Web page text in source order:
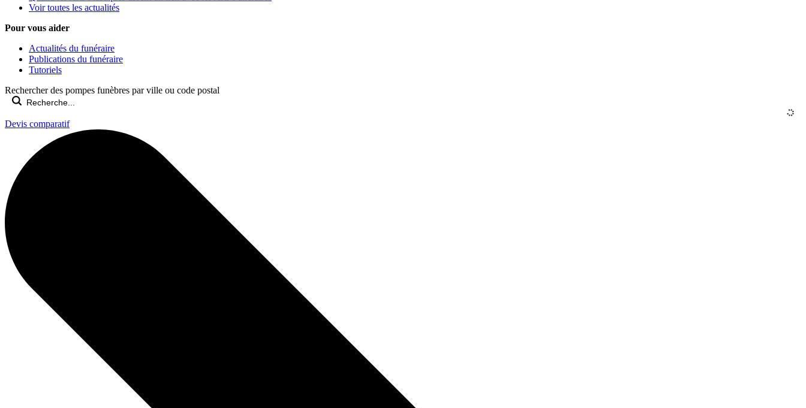
Voir toutes les actualités
Pour vous aider
Actualités du funéraire
Publications du funéraire
Tutoriels
Rechercher des pompes funèbres par ville ou code postal
Devis comparatif